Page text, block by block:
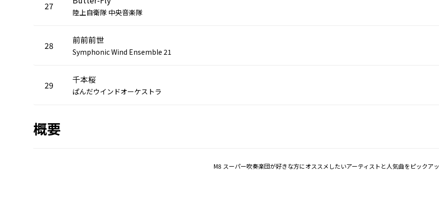
27
陸上自衛隊 中央音楽隊
28 前前前世
Symphonic Wind Ensemble 21
29 千本桜
ぱんだウインドオーケストラ
概要
M8 スーパー吹奏楽団が好きな方にオススメしたいアーティストと人気曲をピックア